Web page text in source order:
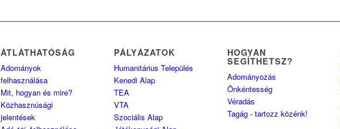
ÁTLÁTHATÓSÁG
Adományok
felhasználása
Mit, hogyan és mire?
Közhasznúsági
jelentések
PÁLYÁZATOK
Humanitárius Település
Kenedi Alap
TEA
VTA
Szociális Alap
HOGYAN
SEGÍTHETSZ?
Adományozás
Önkéntesség
Véradás
Tagág - tartozz közénk!